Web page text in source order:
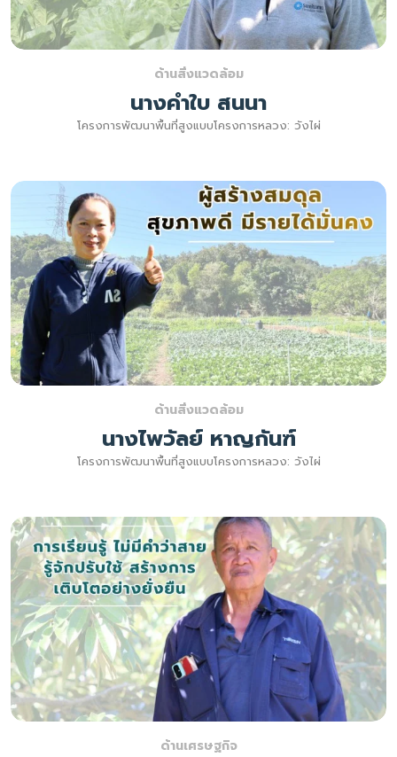
ด้านสิ่งแวดล้อม
นางคำใบ สนนา
โครงการพัฒนาพื้นที่สูงแบบโครงการหลวง: วังไผ่
ด้านสิ่งแวดล้อม
นางไพวัลย์ หาญกันฑ์
โครงการพัฒนาพื้นที่สูงแบบโครงการหลวง: วังไผ่
ด้านเศรษฐกิจ